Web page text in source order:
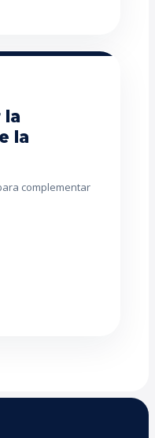
la
la
complementar